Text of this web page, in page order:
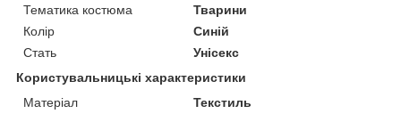
Тематика костюма
Тварини
Колір
Синій
Стать
Унісекс
Користувальницькі характеристики
Матеріал
Текстиль